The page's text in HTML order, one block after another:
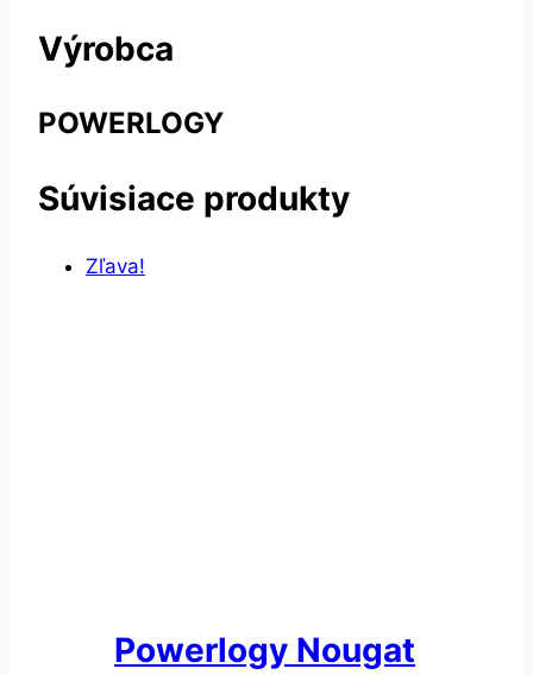
Výrobca
POWERLOGY
Súvisiace produkty
Zľava!
Powerlogy Nougat